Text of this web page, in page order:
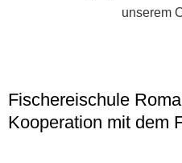
unserem
Fischereischule
Kooperation mit dem